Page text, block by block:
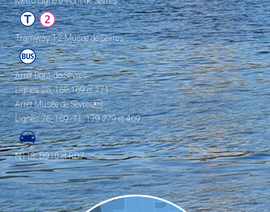
Tramway T2-Musée de Sèvres
Arrêt Pont-de-Sèvres
Lignes 26, 160,169 et 171
Arrêt Musée de Sèvres
Lignes 26, 169, 71, 179 279 et 469
N118, D910 et RD7